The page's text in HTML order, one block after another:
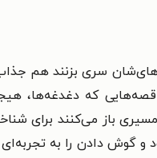
سری بزنند هم
که دغدغه‌ها،
باز می‌کنند برای
و گوش دادن را به تجربه‌ای